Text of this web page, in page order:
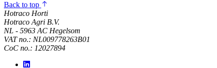
Back to top
Hotraco Horti
Hotraco Agri B.V.
NL - 5963 AC Hegelsom
VAT no.: NL009778263B01
CoC no.: 12027894